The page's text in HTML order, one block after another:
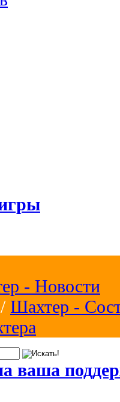
- Новости
/ Шахтер -
ваша